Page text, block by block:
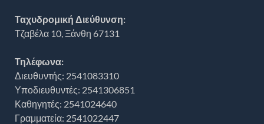
Ταχυδρομική Διεύθυνση:
Τζαβέλα 10, Ξάνθη 67131
Τηλέφωνα:
Διευθυντής: 2541083310
Υποδιευθυντές: 2541306851
Καθηγητές: 2541024640
Γραμματεία: 2541022447